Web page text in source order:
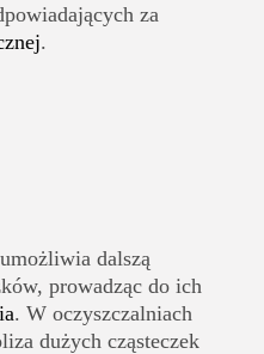
za
.
dalszą
prowadząc do ich
. W oczyszczalniach
dużych cząsteczek